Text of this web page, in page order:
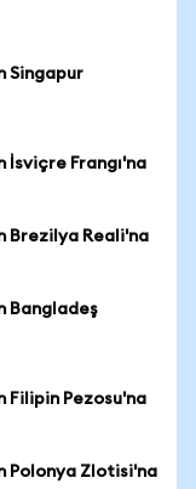
Singapur
Frangı'na
Brezilya Reali'na
Bangladeş
Pezosu'na
Polonya Zlotisi'na